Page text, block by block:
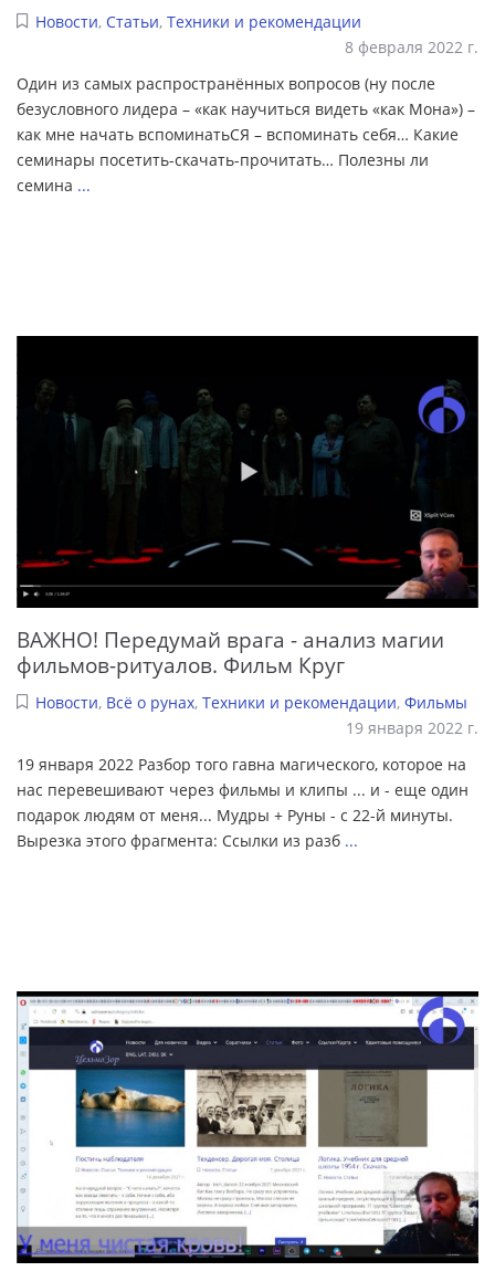
Новости, Статьи, Техники и рекомендации
8 февраля 2022 г.
Один из самых распространённых вопросов (ну после
безусловного лидера – «как научиться видеть «как Мона») –
как мне начать вспоминатьСЯ – вспоминать себя… Какие
семинары посетить-скачать-прочитать… Полезны ли
семина ...
ВАЖНО! Передумай врага - анализ магии
фильмов-ритуалов. Фильм Круг
Новости, Всё о рунах, Техники и рекомендации, Фильмы
19 января 2022 г.
19 января 2022 Разбор того гавна магического, которое на
нас перевешивают через фильмы и клипы ... и - еще один
подарок людям от меня... Мудры + Руны - с 22-й минуты.
Вырезка этого фрагмента: Ссылки из разб ...